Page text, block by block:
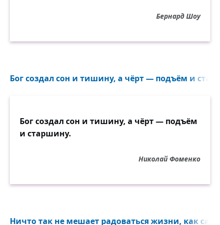
Бернард Шоу
Бог создал сон и тишину, а чёрт — подъём и
Бог создал сон и тишину, а чёрт — подъём
и старшину.
Николай Фоменко
Ничто так не мешает радоваться жизни, как